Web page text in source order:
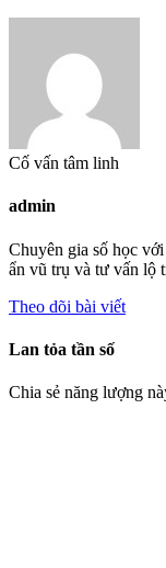
Cố vấn tâm linh
admin
Chuyên gia số học
ẩn vũ trụ và tư vấn lộ
Theo dõi bài viết
Lan tỏa tần số
Chia sẻ năng lượng